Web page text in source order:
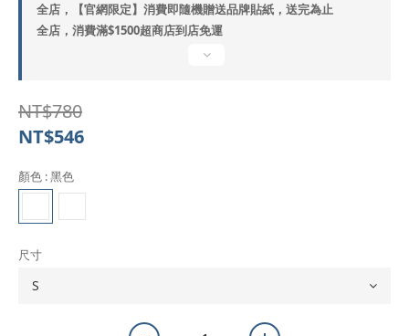
全店，【官網限定】消費即隨機贈送品牌貼紙，送完為止
全店，消費滿$1500超商店到店免運
NT$780
NT$546
顏色 : 黑色
尺寸